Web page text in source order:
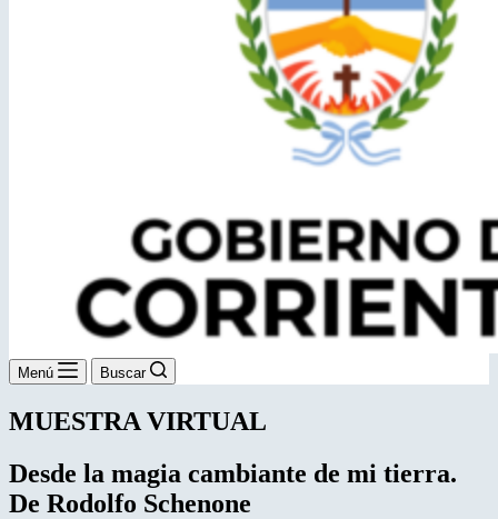
Menú Buscar
MUESTRA VIRTUAL
Desde la magia cambiante de mi tierra.
De Rodolfo Schenone